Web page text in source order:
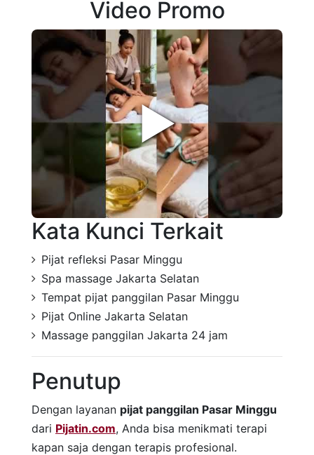
Video Promo
►
Kata Kunci Terkait
Pijat refleksi Pasar Minggu
Spa massage Jakarta Selatan
Tempat pijat panggilan Pasar Minggu
Pijat Online Jakarta Selatan
Massage panggilan Jakarta 24 jam
Penutup
Dengan layanan pijat panggilan Pasar Minggu
dari Pijatin.com, Anda bisa menikmati terapi
kapan saja dengan terapis profesional.